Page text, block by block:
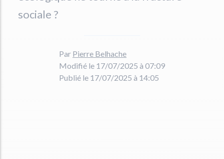
sociale ?
Par Pierre Belhache
Modifié le 17/07/2025 à 07:09
Publié le 17/07/2025 à 14:05